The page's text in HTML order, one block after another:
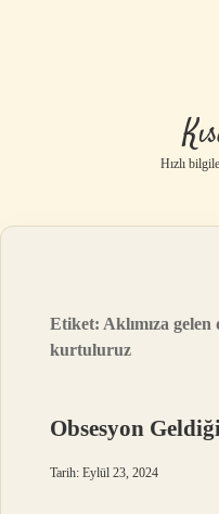
Hızlı
Etiket: Aklımıza
kurtuluruz
Obsesyon
Tarih: Eylül 23, 2024